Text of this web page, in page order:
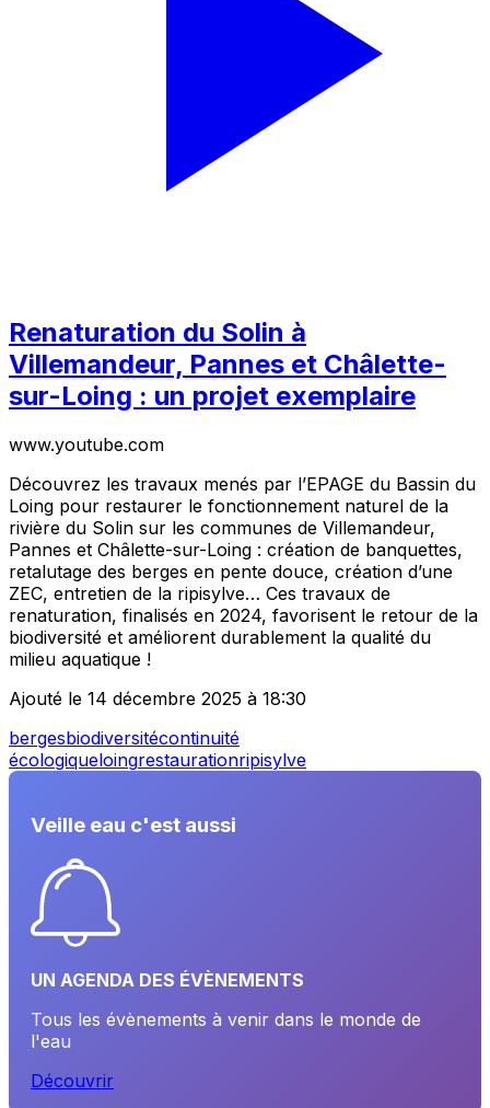
Renaturation du Solin à
Villemandeur, Pannes et Châlette-
sur-Loing : un projet exemplaire
www.youtube.com
Découvrez les travaux menés par l’EPAGE du Bassin du
Loing pour restaurer le fonctionnement naturel de la
rivière du Solin sur les communes de Villemandeur,
Pannes et Châlette-sur-Loing : création de banquettes,
retalutage des berges en pente douce, création d’une
ZEC, entretien de la ripisylve… Ces travaux de
renaturation, finalisés en 2024, favorisent le retour de la
biodiversité et améliorent durablement la qualité du
milieu aquatique !
Ajouté le 14 décembre 2025 à 18:30
bergesbiodiversitécontinuité
écologiqueloingrestaurationripisylve
Veille eau c'est aussi
UN AGENDA DES ÉVÈNEMENTS
Tous les évènements à venir dans le monde de
l'eau
Découvrir